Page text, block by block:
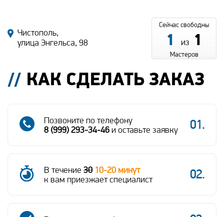
Чистополь,
улица Энгельса, 98
Сейчас свободны
1 из 1
Мастеров
КАК СДЕЛАТЬ ЗАКАЗ
Позвоните по телефону
8 (999) 293-34-46и оставьте заявку
В течение 30 10-20 минут
к вам приезжает специалист